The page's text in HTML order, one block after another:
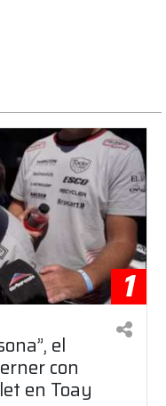
1
el
con
en Toay